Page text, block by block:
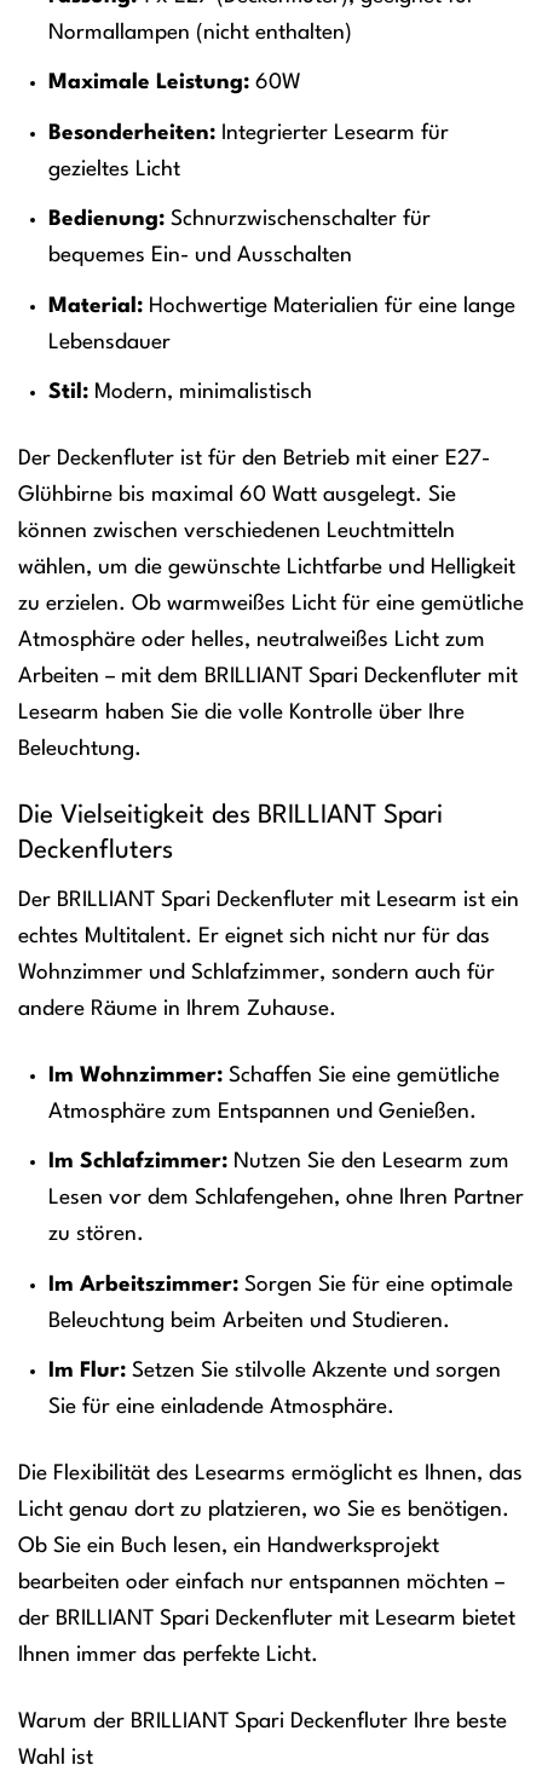
Normallampen (nicht enthalten)
Maximale Leistung:60W
Besonderheiten:Integrierter Lesearm für
gezieltes Licht
Bedienung:Schnurzwischenschalter für
bequemes Ein- und Ausschalten
Material:Hochwertige Materialien für eine lange
Lebensdauer
Stil:Modern, minimalistisch
Der Deckenfluter ist für den Betrieb mit einer E27-
Glühbirne bis maximal 60 Watt ausgelegt. Sie
können zwischen verschiedenen Leuchtmitteln
wählen, um die gewünschte Lichtfarbe und Helligkeit
zu erzielen. Ob warmweißes Licht für eine gemütliche
Atmosphäre oder helles, neutralweißes Licht zum
Arbeiten – mit dem BRILLIANT Spari Deckenfluter mit
Lesearm haben Sie die volle Kontrolle über Ihre
Beleuchtung.
Die Vielseitigkeit des BRILLIANT Spari
Deckenfluters
Der BRILLIANT Spari Deckenfluter mit Lesearm ist ein
echtes Multitalent. Er eignet sich nicht nur für das
Wohnzimmer und Schlafzimmer, sondern auch für
andere Räume in Ihrem Zuhause.
Im Wohnzimmer:Schaffen Sie eine gemütliche
Atmosphäre zum Entspannen und Genießen.
Im Schlafzimmer:Nutzen Sie den Lesearm zum
Lesen vor dem Schlafengehen, ohne Ihren Partner
zu stören.
Im Arbeitszimmer:Sorgen Sie für eine optimale
Beleuchtung beim Arbeiten und Studieren.
Im Flur:Setzen Sie stilvolle Akzente und sorgen
Sie für eine einladende Atmosphäre.
Die Flexibilität des Lesearms ermöglicht es Ihnen, das
Licht genau dort zu platzieren, wo Sie es benötigen.
Ob Sie ein Buch lesen, ein Handwerksprojekt
bearbeiten oder einfach nur entspannen möchten –
der BRILLIANT Spari Deckenfluter mit Lesearm bietet
Ihnen immer das perfekte Licht.
Warum der BRILLIANT Spari Deckenfluter Ihre beste
Wahl ist